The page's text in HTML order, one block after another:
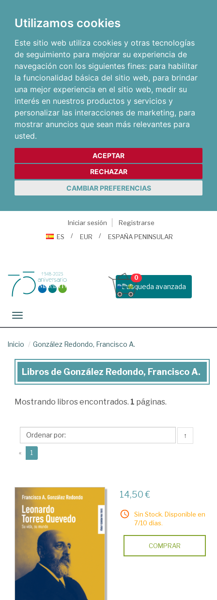
Utilizamos cookies
Este sitio web utiliza cookies y otras tecnologías
de seguimiento para mejorar su experiencia de
navegación con los siguientes fines: para habilitar
la funcionalidad básica del sitio web, para brindar
una mejor experiencia en el sitio web, medir su
interés en nuestros productos y servicios y
personalizar las interacciones de marketing, para
mostrar anuncios que sean más relevantes para
usted.
ACEPTAR
RECHAZAR
CAMBIAR PREFERENCIAS
Iniciar sesión
Registrarse
ES
EUR ESPAÑA PENINSULAR
Busqueda avanzada
0
Toggle navigation
Inicio González Redondo, Francisco A.
Libros
González
Francisco
A.
Libros de González Redondo, Francisco A.
Mostrando libros encontrados. 1 páginas.
↑
« 1
14,50 €
Sin Stock. Disponible en
7/10 días.
COMPRAR